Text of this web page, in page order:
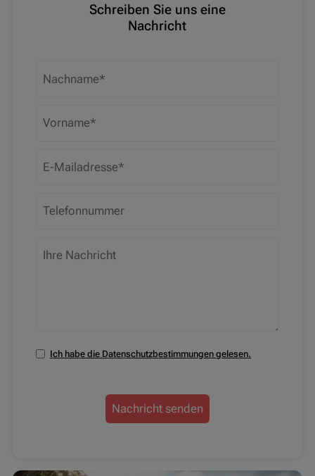
Schreiben Sie uns eine
Nachricht
Ich habe die Datenschutzbestimmungen gelesen.
Nachricht senden